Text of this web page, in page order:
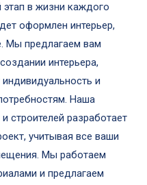
в жизни каждого
оформлен интерьер,
Мы предлагаем вам
интерьера,
и
Наша
строителей разработает
учитывая все ваши
Мы работаем
и предлагаем